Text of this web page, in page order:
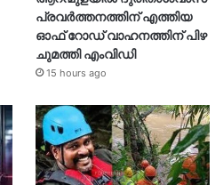
പ്രവര്‍ത്തനത്തിന് എത്തിയ
ഓഫ് റോഡ് വാഹനത്തിന് പിഴ
ചുമത്തി എംവിഡി
15 hours ago